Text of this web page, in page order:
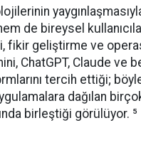
de bireysel
fikir geliştirme ve
ChatGPT, Claude ve
tercih ettiği;
dağılan
birleştiği görülüyor. ⁵